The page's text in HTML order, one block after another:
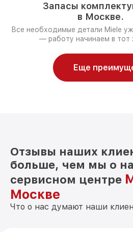
Запасы
в Москве.
Все необходимые детали Miele
— работу начинаем в тот
Еще
Отзывы наших
больше, чем мы о
сервисном центре
Москве
Что о нас думают наши